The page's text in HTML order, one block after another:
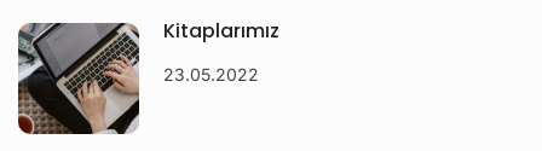
Kitaplarımız
23.05.2022